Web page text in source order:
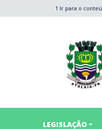
1 Ir para o
LEGISLAÇÃO